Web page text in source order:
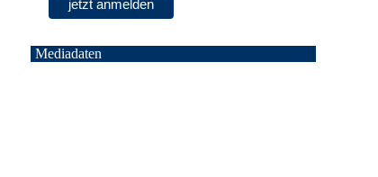
Mediadaten